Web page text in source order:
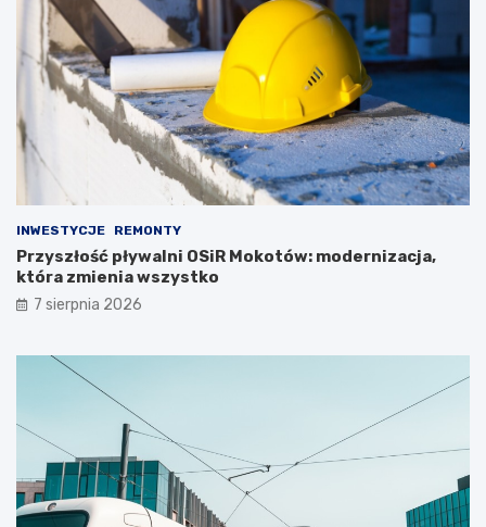
INWESTYCJE REMONTY
Przyszłość pływalni OSiR Mokotów: modernizacja,
która zmienia wszystko
7 sierpnia 2026